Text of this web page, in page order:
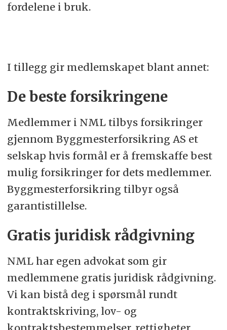
fordelene i bruk.
I tillegg gir medlemskapet blant annet:
De beste forsikringene
Medlemmer i NML tilbys forsikringer
gjennom Byggmesterforsikring AS et
selskap hvis formål er å fremskaffe best
mulig forsikringer for dets medlemmer.
Byggmesterforsikring tilbyr også
garantistillelse.
Gratis juridisk rådgivning
NML har egen advokat som gir
medlemmene gratis juridisk rådgivning.
Vi kan bistå deg i spørsmål rundt
kontraktskriving, lov- og